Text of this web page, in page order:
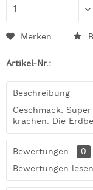
Merken
Artikel-Nr.:
Beschreibung
Geschmack:
krachen. Die
Bewertungen
0
Bewertungen